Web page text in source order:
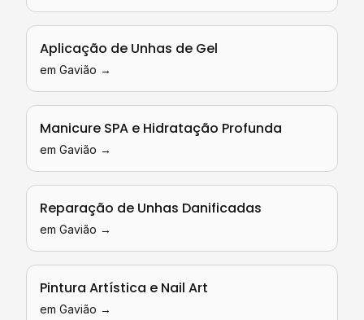
Aplicação de Unhas de Gel
em Gavião →
Manicure SPA e Hidratação Profunda
em Gavião →
Reparação de Unhas Danificadas
em Gavião →
Pintura Artística e Nail Art
em Gavião →